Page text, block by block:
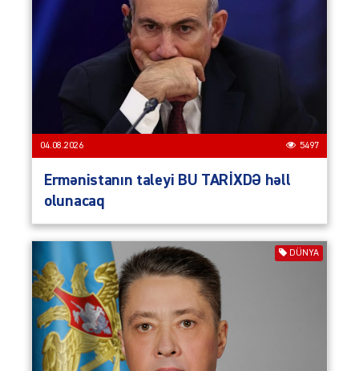
04.08.2026 5497
Ermənistanın taleyi BU TARİXDƏ həll
olunacaq
DÜNYA